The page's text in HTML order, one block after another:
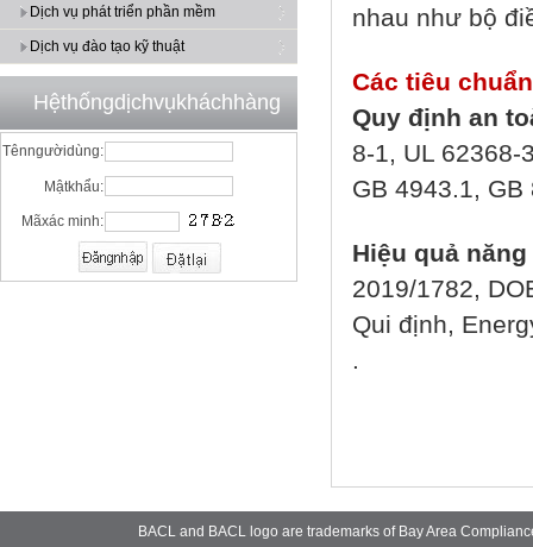
Dịch vụ phát triển phần mềm
Dịch vụ đào tạo kỹ thuật
Hệthốngdịchvụkháchhàng
Tênngườidùng:
Mậtkhẩu:
Mãxác minh:
nhau như bộ
Các tiêu
Quy định an
8-1, UL 62368-
GB 4943.1,
Hiệu quả
2019/1782,
Qui định,
.
BACL and BACL logo are trademarks of Bay Area